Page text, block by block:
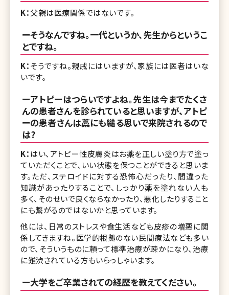
K：父親は医療関係ではないです。
ーそうなんですね。一代というか、先生からというこ
とですね。
K：そうですね。親戚にはいますが、家族には医者はいな
いです。
ーアトピーはつらいですよね。先生は今までたくさ
んの患者さんを診られていると思いますが、アトピ
ーの患者さんは藁にも縋る思いで来院されるので
は?
K： はい、アトピー性皮膚炎はお薬を正しい塗り方で塗っ
ていただくことで、いい状態を保つことができると思いま
す。ただ、ステロイドに対する恐怖心だったり、間違った
知識があったりすることで、しっかり薬を塗れない人も
多く、そのせいで良くならなかったり、悪化したりすること
にも繋がるのではないかと思っています。
他には、日常のストレスや食生活なども皮疹の増悪に関
係してきますね。医学的根拠のない民間療法なども多い
ので、そういうものに頼って標準治療が疎かになり、治療
に難渋されている方もいらっしゃいます。
ー大学をご卒業されての経歴を教えてください。